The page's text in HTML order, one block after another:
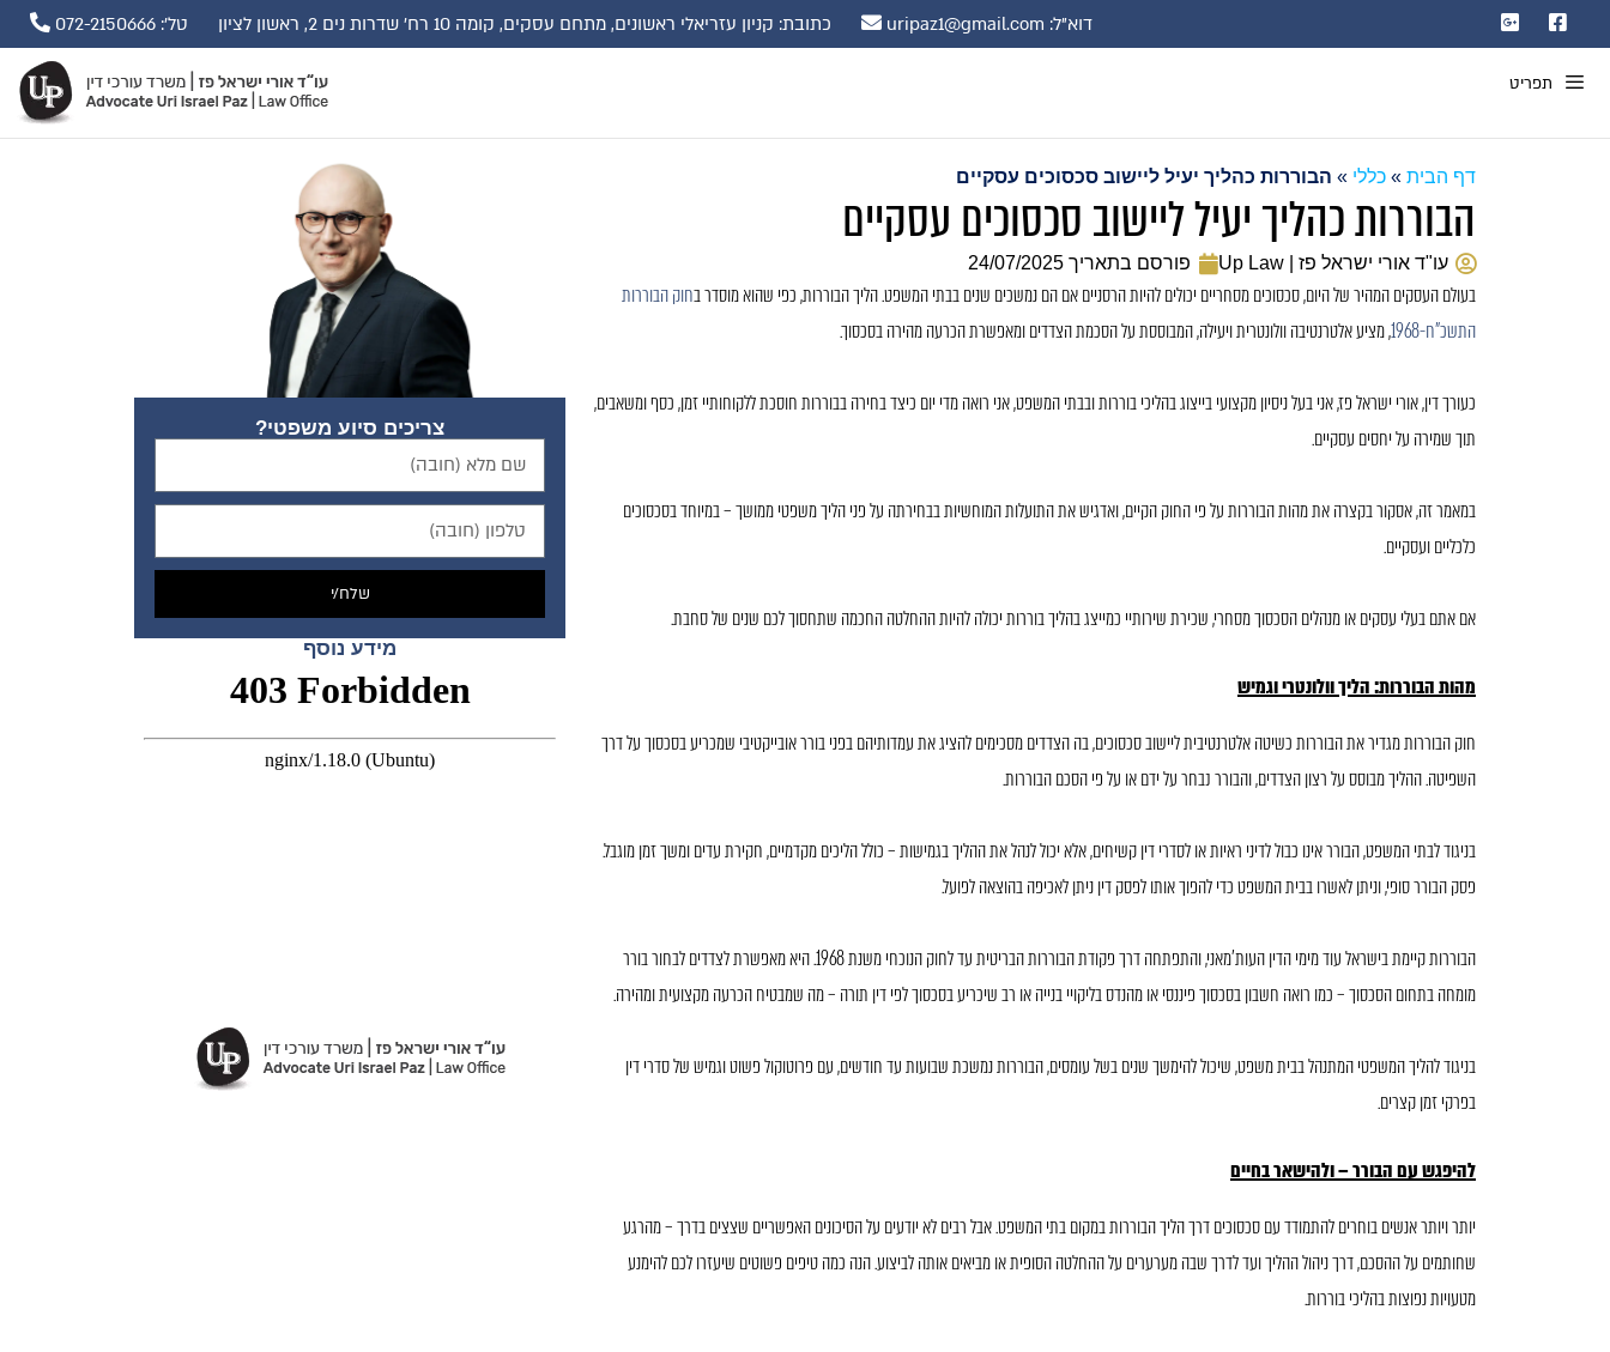
דוא"ל: uripaz1@gmail.com כתובת: קניון עזריאלי ראשונים, מתחם עסקים, קומה 10 רח' שדרות נים 2, ראשון לציון טל': 072-2150666
תפריט
צריכים סיוע משפטי?
שלח/י
מידע נוסף
דף הבית »כללי » הבוררות כהליך יעיל ליישוב סכסוכים עסקיים
הבוררות כהליך יעיל ליישוב סכסוכים עסקיים
עו"ד אורי ישראל פז | Up Law פורסם בתאריך 24/07/2025
בעולם העסקים המהיר של היום, סכסוכים מסחריים יכולים להיות הרסניים אם הם נמשכים שנים בבתי המשפט. הליך הבוררות, כפי שהוא מוסדר בחוק הבוררות
התשכ"ח-1968
, מציע אלטרנטיבה וולונטרית ויעילה, המבוססת על הסכמת הצדדים ומאפשרת הכרעה מהירה בסכסוך.
כעורך דין, אורי ישראל פז, אני בעל ניסיון מקצועי בייצוג בהליכי בוררות ובבתי המשפט, אני רואה מדי יום כיצד בחירה בבוררות חוסכת ללקוחותיי זמן, כסף ומשאבים,
תוך שמירה על יחסים עסקיים.
במאמר זה, אסקור בקצרה את מהות הבוררות על פי החוק הקיים, ואדגיש את התועלות המוחשיות בבחירתה על פני הליך משפטי ממושך – במיוחד בסכסוכים
כלכליים ועסקיים.
אם אתם בעלי עסקים או מנהלים הסכסוך מסחרי, שכירת שירותיי כמייצג בהליך בוררות יכולה להיות ההחלטה החכמה שתחסוך לכם שנים של סחבת.
מהות הבוררות: הליך וולונטרי וגמיש
חוק הבוררות מגדיר את הבוררות כשיטה אלטרנטיבית ליישוב סכסוכים, בה הצדדים מסכימים להציג את עמדותיהם בפני בורר אובייקטיבי שמכריע בסכסוך על דרך
השפיטה. ההליך מבוסס על רצון הצדדים, והבורר נבחר על ידם או על פי הסכם הבוררות.
בניגוד לבתי המשפט, הבורר אינו כבול לדיני ראיות או לסדרי דין קשיחים, אלא יכול לנהל את ההליך בגמישות – כולל הליכים מקדמיים, חקירת עדים ומשך זמן מוגבל.
פסק הבורר סופי, וניתן לאשרו בבית המשפט כדי להפוך אותו לפסק דין ניתן לאכיפה בהוצאה לפועל.
הבוררות קיימת בישראל עוד מימי הדין העות'מאני, והתפתחה דרך פקודת הבוררות הבריטית עד לחוק הנוכחי משנת 1968. היא מאפשרת לצדדים לבחור בורר
מומחה בתחום הסכסוך – כמו רואה חשבון בסכסוך פיננסי או מהנדס בליקויי בנייה או רב שיכריע בסכסוך לפי דין תורה – מה שמבטיח הכרעה מקצועית ומהירה.
בניגוד להליך המשפטי המתנהל בבית משפט, שיכול להימשך שנים בשל עומסים, הבוררות נמשכת שבועות עד חודשים, עם פרוטוקול פשוט וגמיש של סדרי דין
בפרקי זמן קצרים.
להיפגש עם הבורר – ולהישאר בחיים
יותר ויותר אנשים בוחרים להתמודד עם סכסוכים דרך הליך הבוררות במקום בתי המשפט. אבל רבים לא יודעים על הסיכונים האפשריים שצצים בדרך – מהרגע
שחותמים על ההסכם, דרך ניהול ההליך ועד לדרך שבה מערערים על ההחלטה הסופית או מביאים אותה לביצוע. הנה כמה טיפים פשוטים שיעזרו לכם להימנע
מטעויות נפוצות בהליכי בוררות.